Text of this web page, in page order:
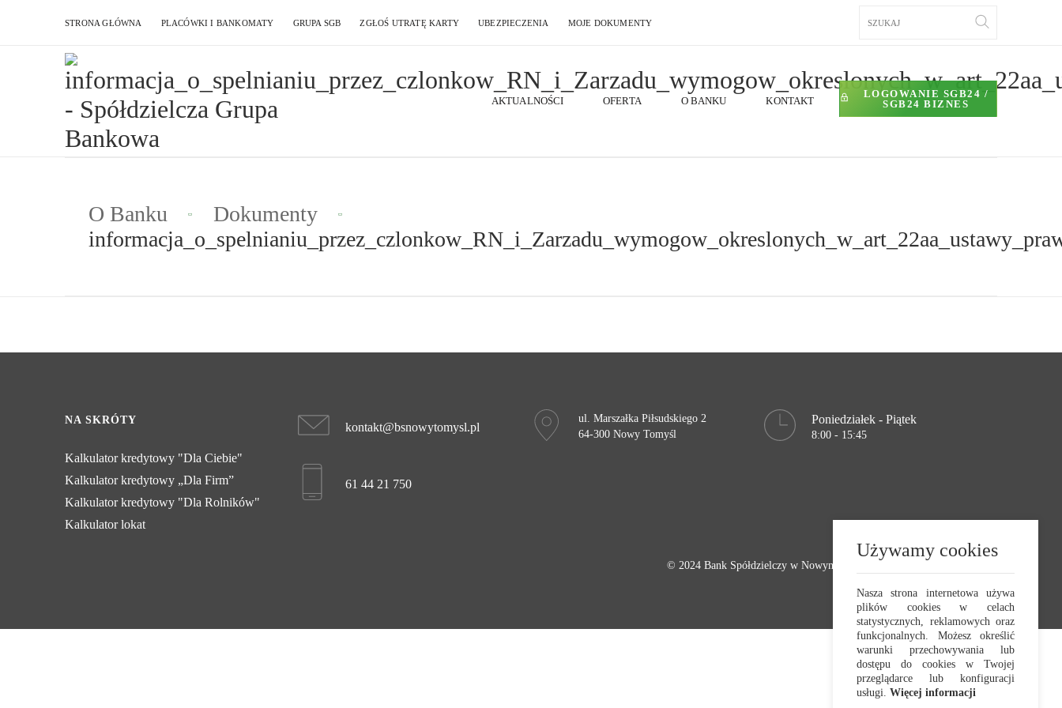
Używamy cookies
Nasza strona internetowa używa
plików cookies w celach
statystycznych, reklamowych oraz
funkcjonalnych. Możesz określić
warunki przechowywania lub
dostępu do cookies w Twojej
przeglądarce lub konfiguracji
usługi. Więcej informacji
STRONA GŁÓWNA PLACÓWKI I BANKOMATY GRUPA SGB ZGŁOŚ UTRATĘ KARTY UBEZPIECZENIA MOJE DOKUMENTY
AKTUALNOŚCI OFERTA O BANKU KONTAKT
LOGOWANIE SGB24 /
SGB24 BIZNES
O Banku
Dokumenty
NA SKRÓTY
Kalkulator kredytowy "Dla Ciebie"
Kalkulator kredytowy „Dla Firm”
Kalkulator kredytowy "Dla Rolników"
Kalkulator lokat
kontakt@bsnowytomysl.pl
61 44 21 750
ul. Marszałka Piłsudskiego 2
64-300 Nowy Tomyśl
Poniedziałek - Piątek
8:00 - 15:45
© 2024 Bank Spółdzielczy w Nowym Tomyślu